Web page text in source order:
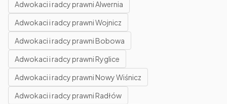
Adwokaci i radcy prawni Alwernia
Adwokaci i radcy prawni Wojnicz
Adwokaci i radcy prawni Bobowa
Adwokaci i radcy prawni Ryglice
Adwokaci i radcy prawni Nowy Wiśnicz
Adwokaci i radcy prawni Radłów